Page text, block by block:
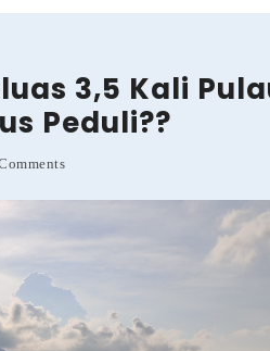
3,5 Kali
Peduli??